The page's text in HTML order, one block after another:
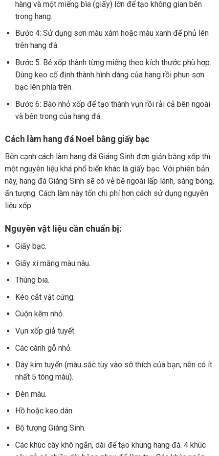
hàng và một miếng bìa (giấy) lớn để tạo không gian bên
trong hang.
Bước 4: Sử dụng sơn màu xám hoặc màu xanh để phủ lên
trên hang đá.
Bước 5: Bẻ xốp thành từng miếng theo kích thước phù hợp.
Dùng keo cố định thành hình dáng của hang rồi phun sơn
bạc lên phía trên.
Bước 6: Bào nhỏ xốp để tạo thành vụn rồi rải cả bên ngoài
và bên trong của hang đá.
Cách làm hang đá Noel bằng giấy bạc
Bên cạnh cách làm hang đá Giáng Sinh đơn giản bằng xốp thì
một nguyên liệu khá phổ biến khác là giấy bạc. Với phiên bản
này, hang đá Giáng Sinh sẽ có vẻ bề ngoài lấp lánh, sáng bóng,
ấn tượng. Cách làm này tốn chi phí hơn cách sử dụng nguyên
liệu xốp.
Nguyên vật liệu cần chuẩn bị:
Giấy bạc.
Giấy xi măng màu nâu.
Thùng bia.
Kéo cắt vật cứng.
Cuộn kẽm nhỏ.
Vụn xốp giả tuyết.
Các cành gỗ nhỏ.
Dây kim tuyến (màu sắc tùy vào sở thích của bạn, nên có ít
nhất 5 tông màu).
Đèn màu.
Hồ hoặc keo dán.
Bộ tượng Giáng Sinh.
Các khúc cây khô ngắn, dài để tạo khung hang đá. 4 khúc